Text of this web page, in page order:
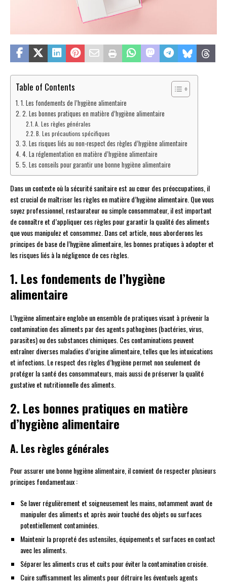
Table of Contents
1. Les fondements de l’hygiène alimentaire
2. Les bonnes pratiques en matière d’hygiène alimentaire
A. Les règles générales
B. Les précautions spécifiques
3. Les risques liés au non-respect des règles d’hygiène alimentaire
4. La réglementation en matière d’hygiène alimentaire
5. Les conseils pour garantir une bonne hygiène alimentaire
Dans un contexte où la sécurité sanitaire est au cœur des préoccupations, il
est crucial de maîtriser les règles en matière d’hygiène alimentaire. Que vous
soyez professionnel, restaurateur ou simple consommateur, il est important
de connaître et d’appliquer ces règles pour garantir la qualité des aliments
que vous manipulez et consommez. Dans cet article, nous aborderons les
principes de base de l’hygiène alimentaire, les bonnes pratiques à adopter et
les risques liés à la négligence de ces règles.
1. Les fondements de l’hygiène
alimentaire
L’hygiène alimentaire englobe un ensemble de pratiques visant à prévenir la
contamination des aliments par des agents pathogènes (bactéries, virus,
parasites) ou des substances chimiques. Ces contaminations peuvent
entraîner diverses maladies d’origine alimentaire, telles que les intoxications
et infections. Le respect des règles d’hygiène permet non seulement de
protéger la santé des consommateurs, mais aussi de préserver la qualité
gustative et nutritionnelle des aliments.
2. Les bonnes pratiques en matière
d’hygiène alimentaire
A. Les règles générales
Pour assurer une bonne hygiène alimentaire, il convient de respecter plusieurs
principes fondamentaux :
Se laver régulièrement et soigneusement les mains, notamment avant de
manipuler des aliments et après avoir touché des objets ou surfaces
potentiellement contaminées.
Maintenir la propreté des ustensiles, équipements et surfaces en contact
avec les aliments.
Séparer les aliments crus et cuits pour éviter la contamination croisée.
Cuire suffisamment les aliments pour détruire les éventuels agents